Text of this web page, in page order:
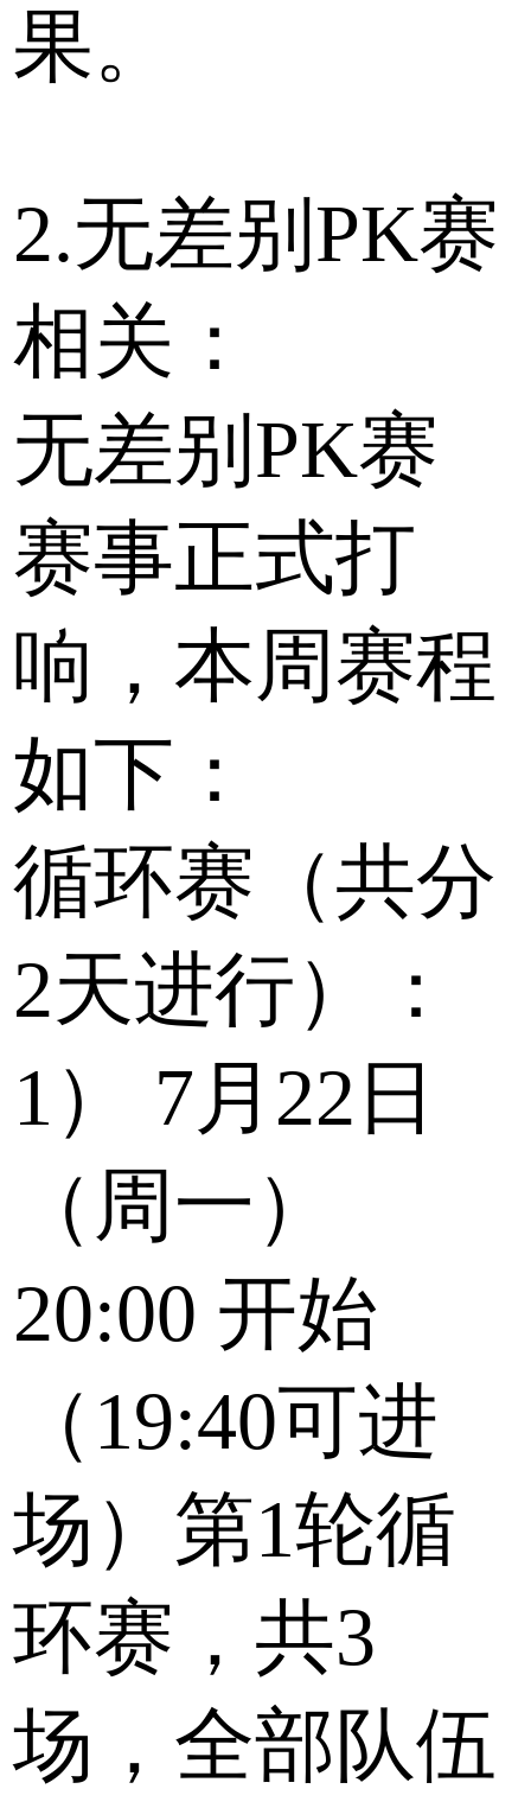
果。
2.无差别PK赛
相关：
无差别PK赛
赛事正式打
响，本周赛程
如下：
循环赛（共分
2天进行）：
1） 7月22日
（周一）
20:00 开始
（19:40可进
场）第1轮循
环赛，共3
场，全部队伍